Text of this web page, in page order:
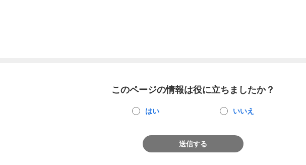
このページの情報は役に立ちましたか？
はい いいえ
送信する